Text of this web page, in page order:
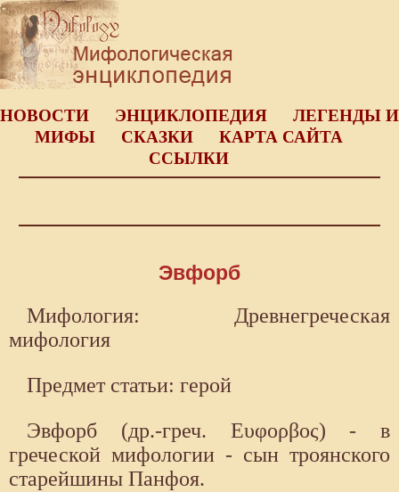
НОВОСТИ ЭНЦИКЛОПЕДИЯ
ЛЕГЕНДЫ И
МИФЫ
СКАЗКИ
КАРТА САЙТА
ССЫЛКИ
Эвфорб
Мифология: Древнегреческая
мифология
Предмет статьи: герой
Эвфорб (др.-греч. Ευφορβος) - в
греческой мифологии - сын троянского
старейшины Панфоя.